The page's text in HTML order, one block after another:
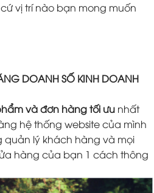
vị trí nào bạn mong muốn
DOANH SỐ KINH DOANH
và đơn hàng tối ưu nhất
hệ thống website của mình
quản lý khách hàng và mọi
hàng của bạn 1 cách thông